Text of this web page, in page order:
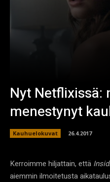
Nyt Netflixissä:
menestynyt
Kauhuelokuvat 26.4.2017
Kerroimme hiljattain, että
aiemmin ilmoitetusta